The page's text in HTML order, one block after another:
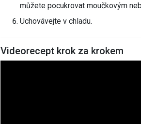
můžete pocukrovat moučkovým
Uchovávejte v chladu.
Videorecept krok za krokem